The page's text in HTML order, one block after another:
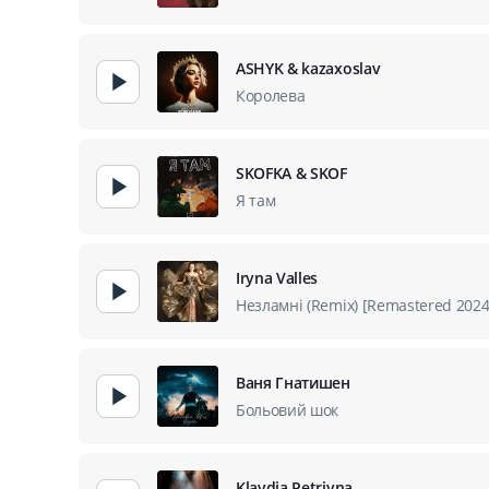
ASHYK & kazaxoslav
Королева
SKOFKA & SKOF
Я там
Iryna Valles
Незламні (Remix) [Remastered
Ваня Гнатишен
Больовий шок